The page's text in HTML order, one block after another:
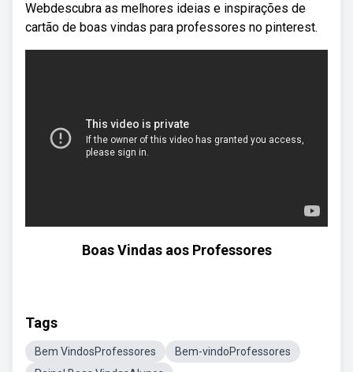
Webdescubra as melhores ideias e inspirações de
cartão de boas vindas para professores no pinterest.
Boas Vindas aos Professores
Tags
Bem VindosProfessores
Bem-vindoProfessores